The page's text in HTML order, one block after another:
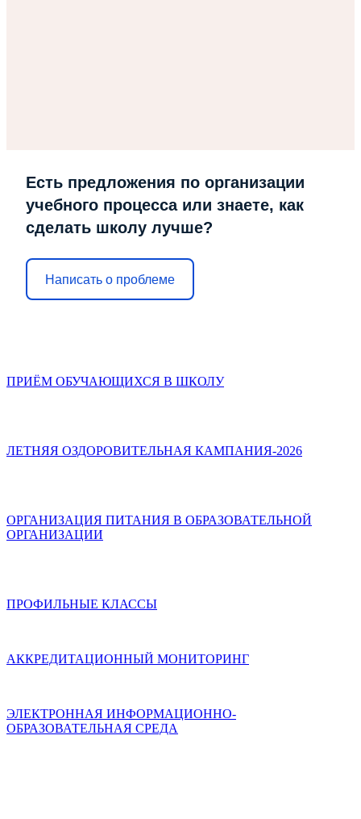
Есть предложения по организации
учебного процесса или знаете, как
сделать школу лучше?
Написать о проблеме
ПРИЁМ ОБУЧАЮЩИХСЯ В ШКОЛУ
ЛЕТНЯЯ ОЗДОРОВИТЕЛЬНАЯ КАМПАНИЯ-2026
ОРГАНИЗАЦИЯ ПИТАНИЯ В ОБРАЗОВАТЕЛЬНОЙ
ОРГАНИЗАЦИИ
ПРОФИЛЬНЫЕ КЛАССЫ
АККРЕДИТАЦИОННЫЙ МОНИТОРИНГ
ЭЛЕКТРОННАЯ ИНФОРМАЦИОННО-
ОБРАЗОВАТЕЛЬНАЯ СРЕДА